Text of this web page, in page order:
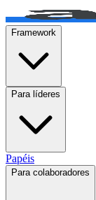
Framework
Para líderes
Papéis
Para colaboradores